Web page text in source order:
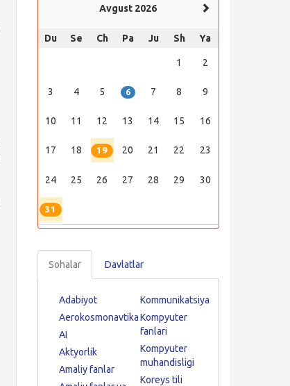
Avgust 2026
Du Se Ch Pa Ju Sh Ya
1 2
3 4 5 6 7 8 9
10 11 12 13 14 15 16
17 18 19 20 21 22 23
24 25 26 27 28 29 30
31
Sohalar Davlatlar
Adabiyot
Aerokosmonavtika
AI
Aktyorlik
Amaliy fanlar
Kommunikatsiya
Kompyuter
fanlari
Kompyuter
muhandisligi
Koreys tili